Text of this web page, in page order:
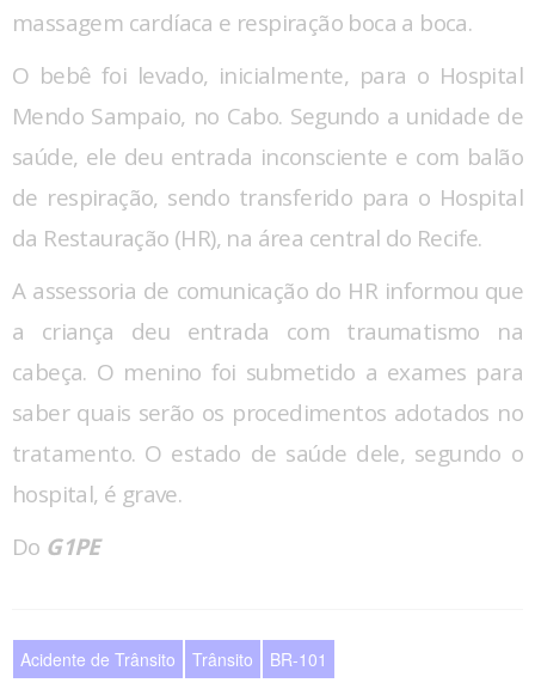
massagem cardíaca e respiração boca a boca.
O bebê foi levado, inicialmente, para o Hospital
Mendo Sampaio, no Cabo. Segundo a unidade de
saúde, ele deu entrada inconsciente e com balão
de respiração, sendo transferido para o Hospital
da Restauração (HR), na área central do Recife.
A assessoria de comunicação do HR informou que
a criança deu entrada com traumatismo na
cabeça. O menino foi submetido a exames para
saber quais serão os procedimentos adotados no
tratamento. O estado de saúde dele, segundo o
hospital, é grave.
Do G1PE
Acidente de Trânsito Trânsito BR-101